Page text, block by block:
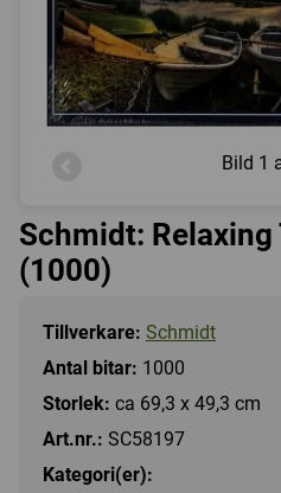
Bild 1
Schmidt:
(1000)
Tillverkare: Schmidt
Antal bitar: 1000
Storlek: ca 69,3 x 49,3 cm
Art.nr.: SC58197
Kategori(er):